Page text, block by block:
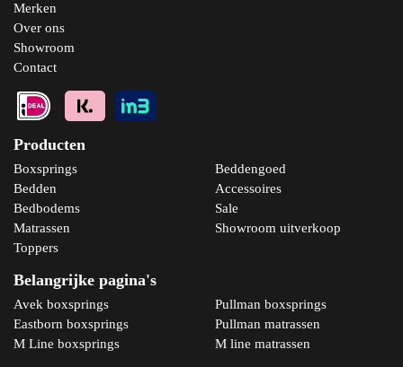
Merken
Over ons
Showroom
Contact
Producten
Boxsprings
Bedden
Bedbodems
Matrassen
Toppers
Beddengoed
Accessoires
Sale
Showroom uitverkoop
Belangrijke pagina's
Avek boxsprings
Eastborn boxsprings
M Line boxsprings
Pullman boxsprings
Pullman matrassen
M line matrassen